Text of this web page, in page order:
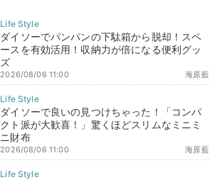
ダイソーでパンパンの下駄箱から脱却！スペ
ースを有効活用！収納力が倍になる便利グッ
ズ
海原藍
2026/08/06 11:00
ダイソーで良いの見つけちゃった！「コンパ
クト派が大歓喜！」驚くほどスリムなミニミ
ニ財布
海原藍
2026/08/06 11:00